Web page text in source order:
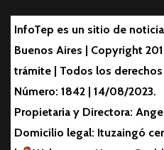
InfoTep es un sitio de
Buenos Aires | Copyright
trámite | Todos los
Número: 1842 | 14/08/2023.
Propietaria y Directora:
Domicilio legal: Ituzaingó